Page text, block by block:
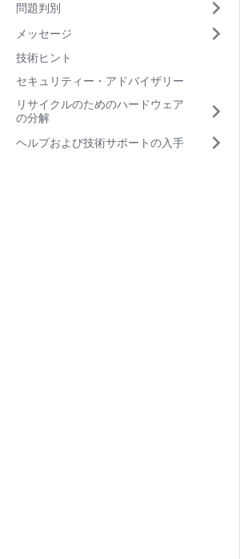
問題判別
メッセージ
技術ヒント
セキュリティー・アドバイザリー
リサイクルのためのハードウェア
の分解
ヘルプおよび技術サポートの入手